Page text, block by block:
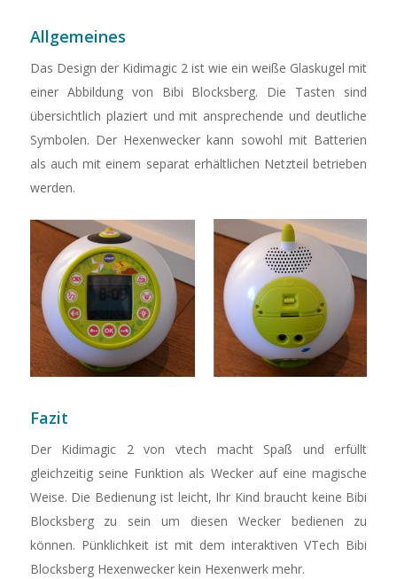
Allgemeines
Das Design der Kidimagic 2 ist wie ein weiße Glaskugel mit
einer Abbildung von Bibi Blocksberg. Die Tasten sind
übersichtlich plaziert und mit ansprechende und deutliche
Symbolen. Der Hexenwecker kann sowohl mit Batterien
als auch mit einem separat erhältlichen Netzteil betrieben
werden.
Fazit
Der Kidimagic 2 von vtech macht Spaß und erfüllt
gleichzeitig seine Funktion als Wecker auf eine magische
Weise. Die Bedienung ist leicht, Ihr Kind braucht keine Bibi
Blocksberg zu sein um diesen Wecker bedienen zu
können. Pünklichkeit ist mit dem interaktiven VTech Bibi
Blocksberg Hexenwecker kein Hexenwerk mehr.